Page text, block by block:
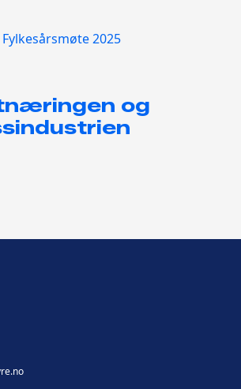
Fylkesårsmøte 2025
og